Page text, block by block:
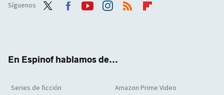
Síguenos
En Espinof hablamos de...
Series de ficción Amazon Prime Video